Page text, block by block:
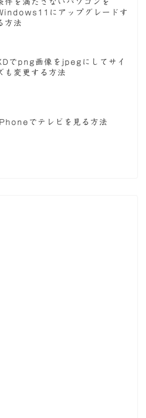
件を満たさないパソコンを
にアップグレードす
方法
でpng画像をjpegにしてサイ
も変更する方法
でテレビを見る方法